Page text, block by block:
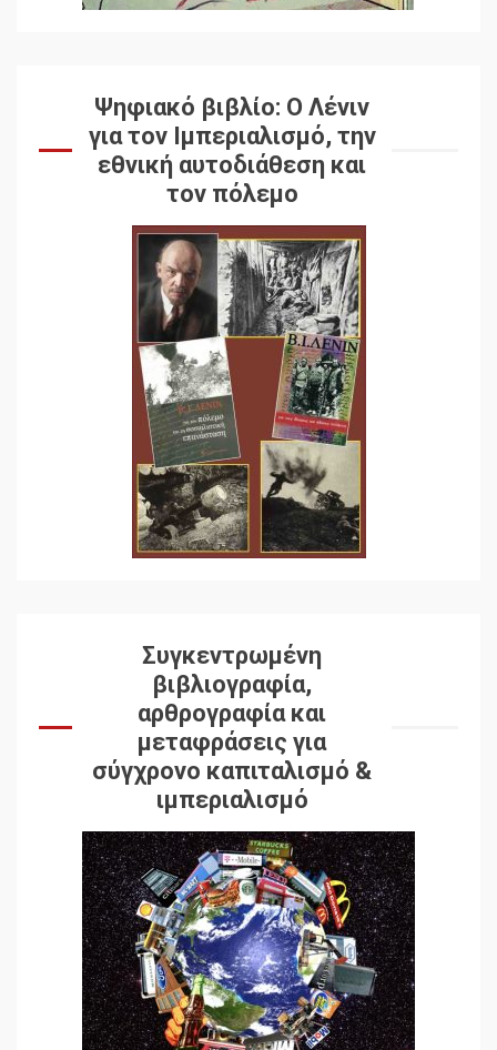
Ψηφιακό βιβλίο: Ο Λένιν
για τον Ιμπεριαλισμό, την
εθνική αυτοδιάθεση και
τον πόλεμο
Συγκεντρωμένη
βιβλιογραφία,
αρθρογραφία και
μεταφράσεις για
σύγχρονο καπιταλισμό &
ιμπεριαλισμό